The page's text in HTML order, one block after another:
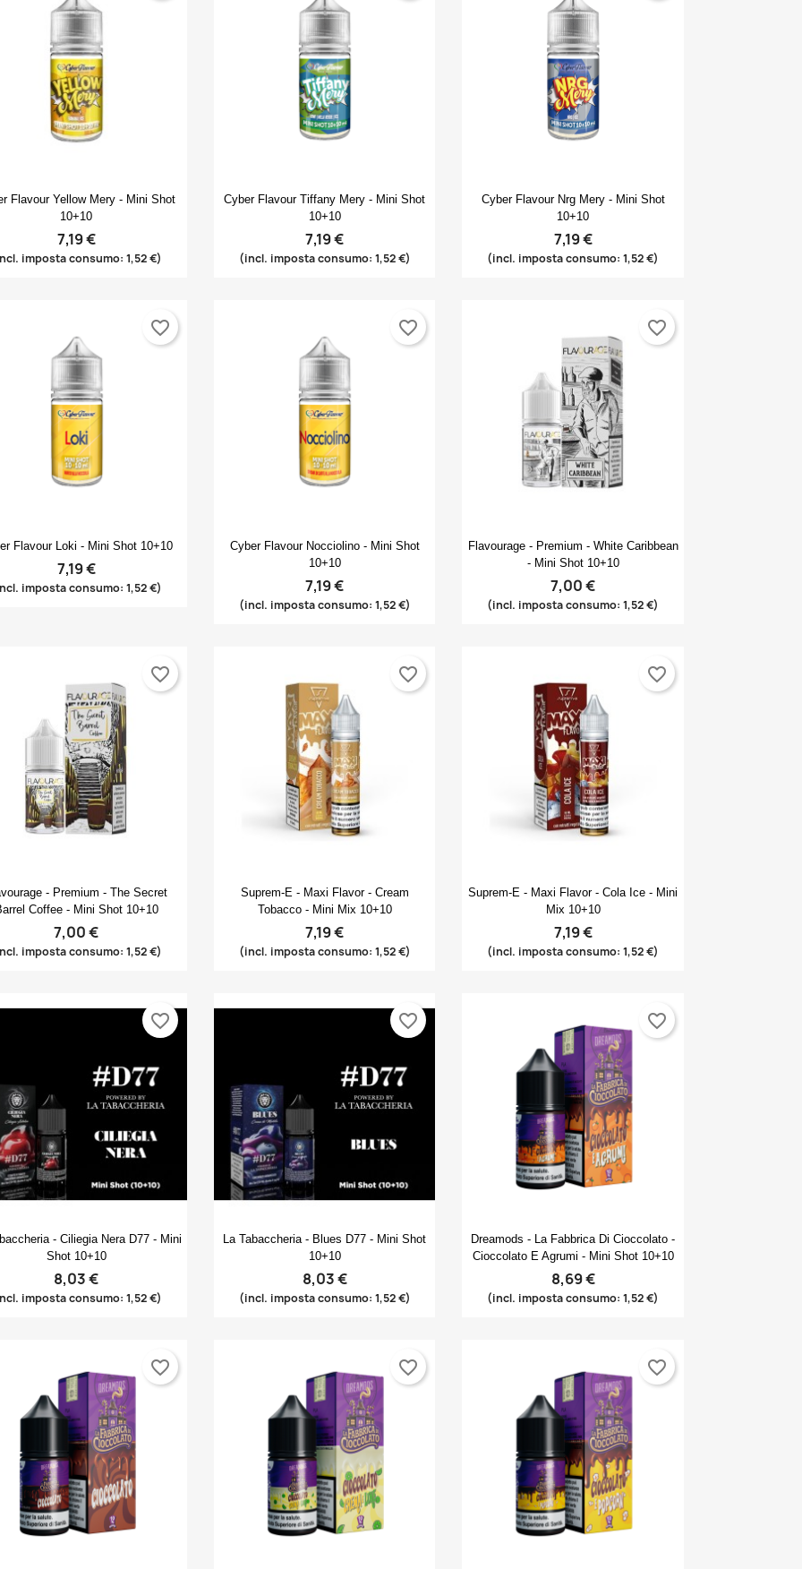
alla lista dei desideri
Create new list
lista dei desideri ×
lista dei desideri
Crea lista dei desideri
×
((cancelText)) ((modalDeleteText))
×
avere effettuato l'accesso per salvare dei prodotti nella tua lista
Annulla Accedi
Anteprima
Flavour Yellow Mery - Mini Shot
10+10
7,19 €
imposta consumo: 1,52 €)
Anteprima
Cyber Flavour Tiffany Mery - Mini Shot
10+10
7,19 €
(incl. imposta consumo: 1,52 €)
Anteprima
Cyber Flavour Nrg Mery - Mini Shot
10+10
7,19 €
(incl. imposta consumo: 1,52 €)
Anteprima
Flavour Loki - Mini Shot 10+10
7,19 €
imposta consumo: 1,52 €)
favorite_border
Anteprima
Cyber Flavour Nocciolino - Mini Shot
10+10
7,19 €
(incl. imposta consumo: 1,52 €)
favorite_border
Anteprima
Flavourage - Premium - White Caribbean
- Mini Shot 10+10
7,00 €
(incl. imposta consumo: 1,52 €)
favorite_border
 Anteprima
- Premium - The Secret
Coffee - Mini Shot 10+10
7,00 €
imposta consumo: 1,52 €)
favorite_border
 Anteprima
Suprem-E - Maxi Flavor - Cream
Tobacco - Mini Mix 10+10
7,19 €
(incl. imposta consumo: 1,52 €)
favorite_border
Anteprima
Suprem-E - Maxi Flavor - Cola Ice - Mini
Mix 10+10
7,19 €
(incl. imposta consumo: 1,52 €)
favorite_border
 Anteprima
- Ciliegia Nera D77 - Mini
Shot 10+10
8,03 €
imposta consumo: 1,52 €)
favorite_border
Anteprima
La Tabaccheria - Blues D77 - Mini Shot
10+10
8,03 €
(incl. imposta consumo: 1,52 €)
favorite_border
Anteprima
Dreamods - La Fabbrica Di Cioccolato -
Cioccolato E Agrumi - Mini Shot 10+10
8,69 €
(incl. imposta consumo: 1,52 €)
favorite_border
favorite_border favorite_border favorite_border